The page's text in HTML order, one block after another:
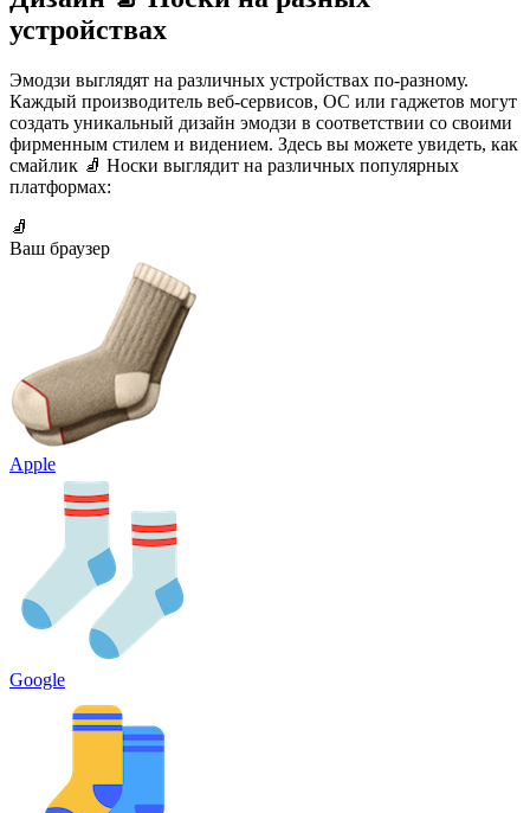
устройствах
Эмодзи выглядят на различных устройствах по-разному.
Каждый производитель веб-сервисов, ОС или гаджетов могут
создать уникальный дизайн эмодзи в соответствии со своими
фирменным стилем и видением. Здесь вы можете увидеть, как
смайлик 🧦 Носки выглядит на различных популярных
платформах:
🧦
Ваш браузер
Apple
Google